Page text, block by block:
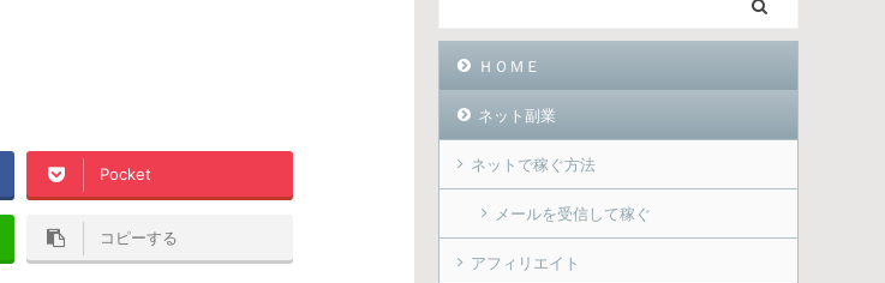
Pocket
コピーする
ＨＯＭＥ
ネット副業
ネットで稼ぐ方法
メールを受信して稼ぐ
アフィリエイト